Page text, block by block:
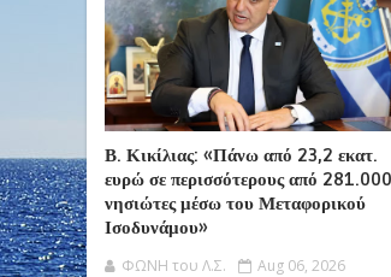
Β. Κικίλιας: «Πάνω από 23,2 εκατ.
ευρώ σε περισσότερους από 281.000
νησιώτες μέσω του Μεταφορικού
Ισοδυνάμου»
ΦΩΝΗ του Λ.Σ. Aug 06, 2026